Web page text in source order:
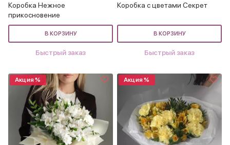
Коробка Нежное
прикосновение
В КОРЗИНУ
Быстрый заказ
Коробка с цветами Секрет
В КОРЗИНУ
Быстрый заказ
Акция % Акция %